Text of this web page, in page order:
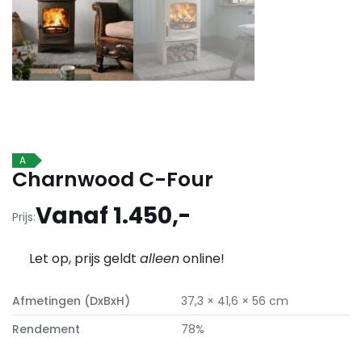
A
Charnwood C-Four
Prijs:Vanaf 1.450,-
Let op, prijs geldt alleenonline!
Afmetingen (DxBxH)
37,3 × 41,6 × 56 cm
Rendement
78%